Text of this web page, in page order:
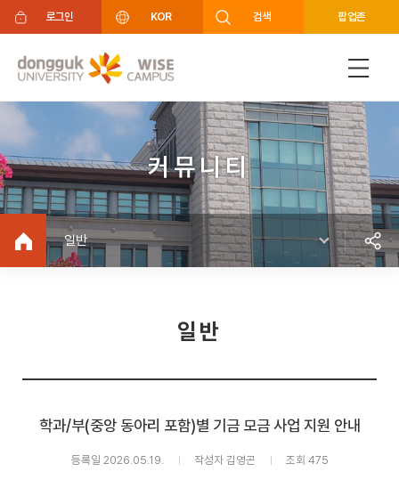
주메뉴 바로가기
푸터 바로가기
로그인 KOR 검색 팝업존
커뮤니티
일반
일반
학과/부(중앙 동아리 포함)별 기금 모금 사업 지원 안내
등록일 2026.05.19. 작성자 김영곤 조회 475